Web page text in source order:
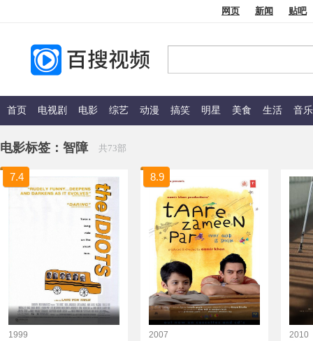
网页 新闻 贴吧
首页 电视剧 电影 综艺 动漫 搞笑 明星 美食 生活 音乐
电影标签： 智障 共73部
7.4
1999
8.9
2007 2010